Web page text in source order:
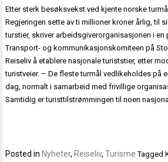
Etter sterk besøksvekst ved kjente norske
Regjeringen sette av ti millioner kroner årlig, til
turstier, skriver arbeidsgiverorganisasjonen i en
Transport- og kommunikasjonskomiteen på
Reiseliv å etablere nasjonale turiststier, etter
turistveier. – De fleste turmål vedlikeholdes på
dag, normalt i samarbeid med frivillige
Samtidig er turisttilstrømmingen til noen
Posted in Nyheter, Reiseliv,Turisme Tagged